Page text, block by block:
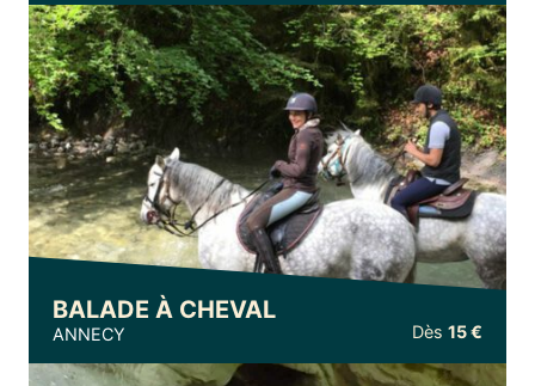
BALADE À CHEVAL
ANNECY Dès 15 €